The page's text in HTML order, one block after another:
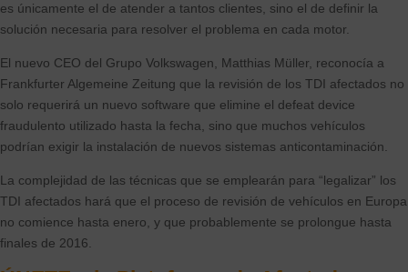
es únicamente el de atender a tantos clientes, sino el de definir la
solución necesaria para resolver el problema en cada motor.
El nuevo CEO del Grupo Volkswagen, Matthias Müller, reconocía a
Frankfurter Algemeine Zeitung que la revisión de los TDI afectados no
solo requerirá un nuevo software que elimine el defeat device
fraudulento utilizado hasta la fecha, sino que muchos vehículos
podrían exigir la instalación de nuevos sistemas anticontaminación.
La complejidad de las técnicas que se emplearán para “legalizar” los
TDI afectados hará que el proceso de revisión de vehículos en Europa
no comience hasta enero, y que probablemente se prolongue hasta
finales de 2016.